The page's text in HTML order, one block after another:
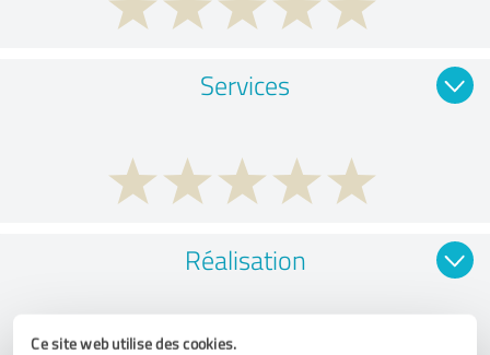
Ce site web utilise des cookies.
Services
Réalisation